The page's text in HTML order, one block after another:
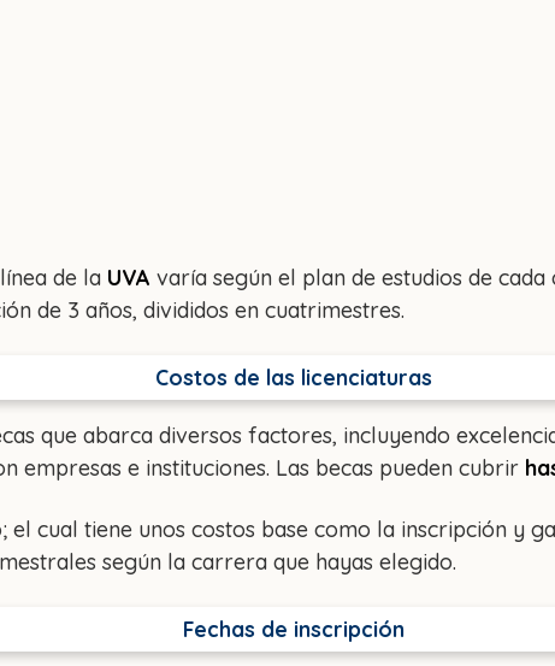
de la UVA varía según el plan de estudios de
de 3 años, divididos en cuatrimestres.
Costos de las licenciaturas
que abarca diversos factores, incluyendo
empresas e instituciones. Las becas pueden cubrir
el cual tiene unos costos base como la inscripción y
según la carrera que hayas elegido.
Fechas de inscripción